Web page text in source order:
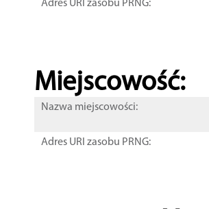
Adres URI zasobu PRNG:
Miejscowość:
Nazwa miejscowości:
Adres URI zasobu PRNG: